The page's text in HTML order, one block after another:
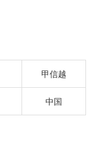
甲信越
中国